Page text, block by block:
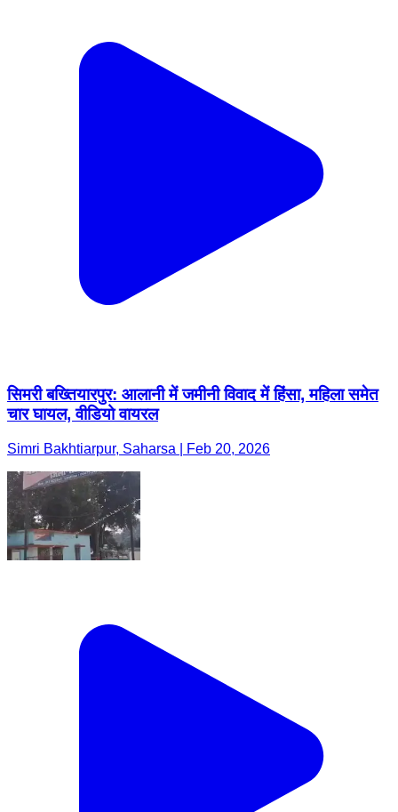
सिमरी बख्तियारपुर: आलानी में जमीनी विवाद में हिंसा, महिला समेत
चार घायल, वीडियो वायरल
Simri Bakhtiarpur, Saharsa | Feb 20, 2026